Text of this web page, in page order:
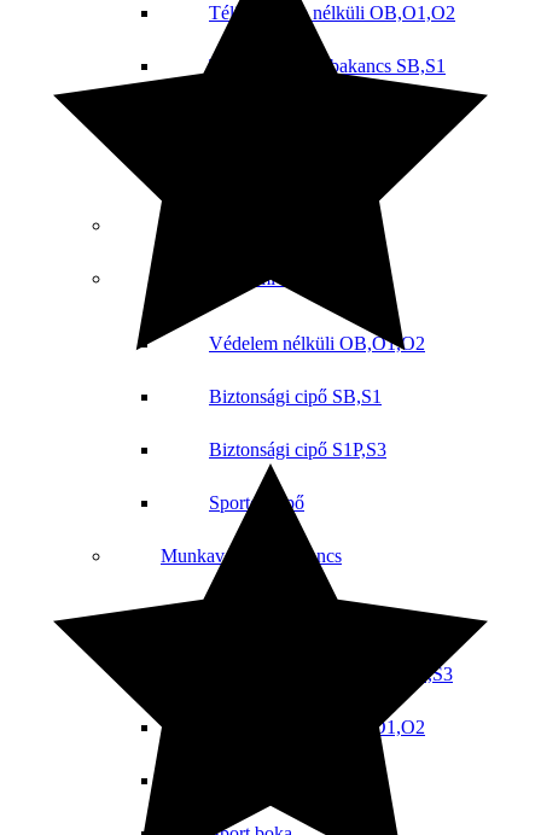
Téli védelem nélküli OB,O1,O2
Téli Biztonsági bakancs SB,S1
Munkavédelmi cipő
Védelem nélküli OB,O1,O2
Biztonsági cipő SB,S1
Biztonsági cipő S1P,S3
Sportos cipő
Munkavédelmi bakancs
Munkavédelmi Bakancs S1P,S3
Védelem nélküli OB,O1,O2